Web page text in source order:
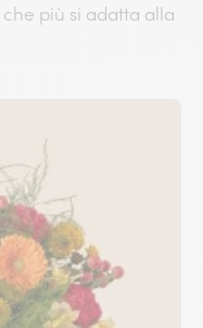
più si adatta alla